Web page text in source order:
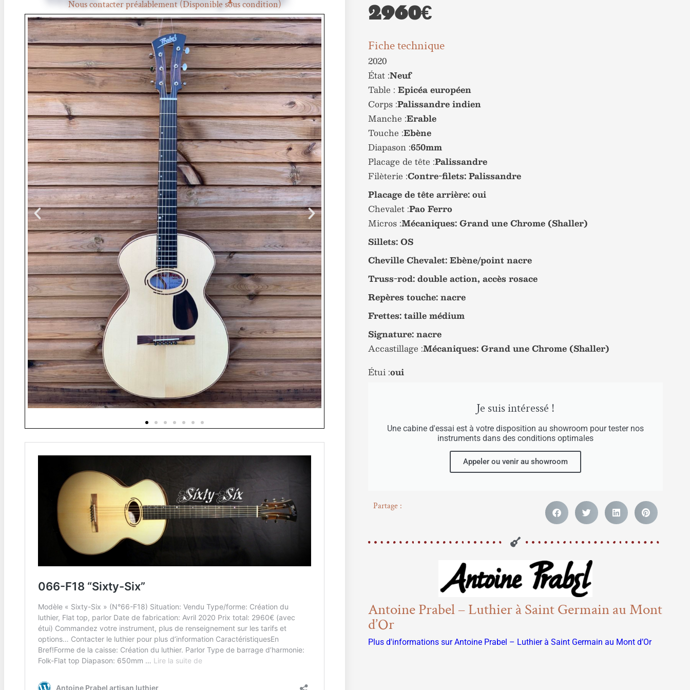
Nous contacter préalablement (Disponible sous condition) 2960€
Fiche technique
2020
État :Neuf
Table : Epicéa européen
Corps :Palissandre indien
Manche :Erable
Touche :Ebène
Diapason :650mm
Placage de tête :Palissandre
Filèterie :Contre-filets: Palissandre
Placage de tête arrière: oui
Chevalet :Pao Ferro
Micros :Mécaniques: Grand une Chrome (Shaller)
Sillets: OS
Cheville Chevalet: Ebène/point nacre
Truss-rod: double action, accès rosace
Repères touche: nacre
Frettes: taille médium
Signature: nacre
Accastillage :Mécaniques: Grand une Chrome (Shaller)
Étui :oui
Je suis intéressé !
Une cabine d'essai est à votre disposition au showroom pour tester nos
instruments dans des conditions optimales
Appeler ou venir au showroom
Partage :
Antoine Prabel – Luthier à Saint Germain au Mont
d’Or
Plus d'informations sur Antoine Prabel – Luthier à Saint Germain au Mont d’Or